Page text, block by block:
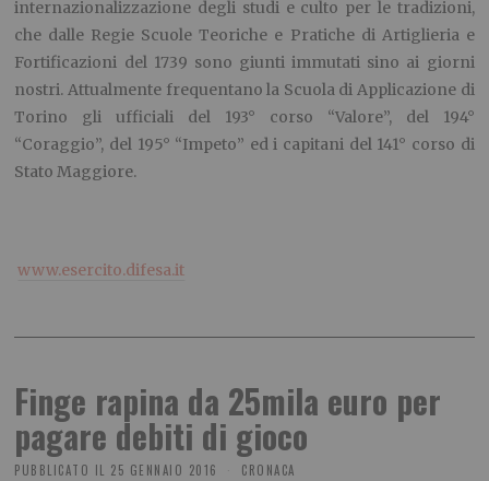
internazionalizzazione degli studi e culto per le tradizioni,
che dalle Regie Scuole Teoriche e Pratiche di Artiglieria e
Fortificazioni del 1739 sono giunti immutati sino ai giorni
nostri. Attualmente frequentano la Scuola di Applicazione di
Torino gli ufficiali del 193° corso “Valore”, del 194°
“Coraggio”, del 195° “Impeto” ed i capitani del 141° corso di
Stato Maggiore.
www.esercito.difesa.it
Finge rapina da 25mila euro per
pagare debiti di gioco
PUBBLICATO IL 25 GENNAIO 2016 CRONACA